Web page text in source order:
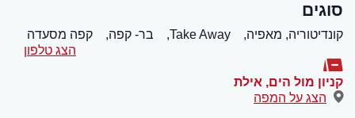
סוגים
קונדיטוריה, מאפיה, Take Away, בר- קפה,
קפה מסעדה
הצג טלפון
קניון מול הים, אילת
הצג על המפה